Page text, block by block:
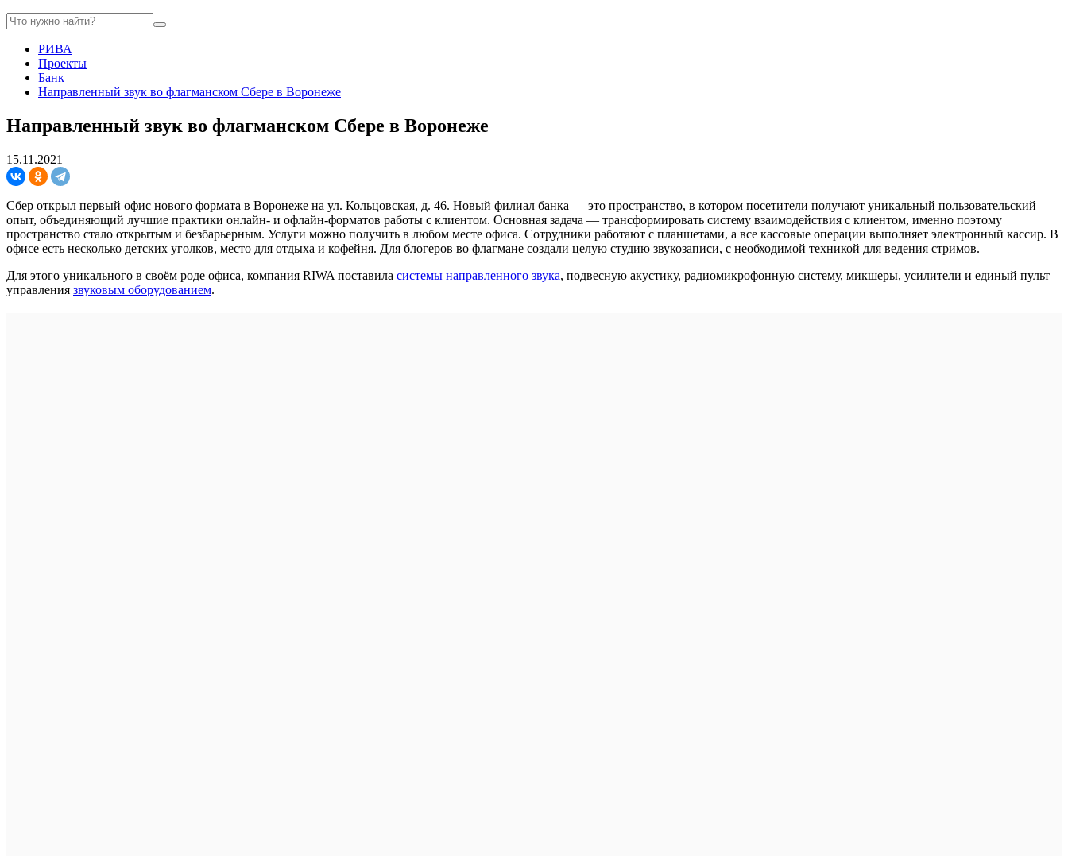
РИВА
Проекты
Банк
Направленный звук во флагманском Сбере в Воронеже
Направленный звук во флагманском Сбере в Воронеже
15.11.2021
Сбер открыл первый офис нового формата в Воронеже на ул. Кольцовская, д. 46. Новый филиал банка — это пространство, в котором посетители получают уникальный пользовательский
опыт, объединяющий лучшие практики онлайн- и офлайн-форматов работы с клиентом. Основная задача — трансформировать систему взаимодействия с клиентом, именно поэтому
пространство стало открытым и безбарьерным. Услуги можно получить в любом месте офиса. Сотрудники работают с планшетами, а все кассовые операции выполняет электронный кассир. В
офисе есть несколько детских уголков, место для отдыха и кофейня. Для блогеров во флагмане создали целую студию звукозаписи, с необходимой техникой для ведения стримов.
Для этого уникального в своём роде офиса, компания RIWA поставила системы направленного звука, подвесную акустику, радиомикрофонную систему, микшеры, усилители и единый пульт
управления звуковым оборудованием.